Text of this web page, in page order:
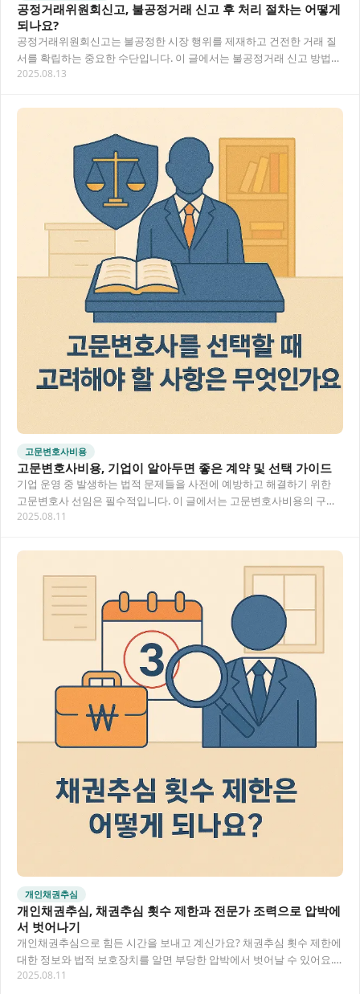
공정거래위원회신고, 불공정거래 신고 후 처리 절차는 어떻게
되나요?
공정거래위원회신고는 불공정한 시장 행위를 제재하고 건전한 거래 질
서를 확립하는 중요한 수단입니다. 이 글에서는 불공정거래 신고 방법부
터 처리 과정, 기업전문변호사의 조력을 받는 방…
2025.08.13
고문변호사비용
고문변호사비용, 기업이 알아두면 좋은 계약 및 선택 가이드
기업 운영 중 발생하는 법적 문제들을 사전에 예방하고 해결하기 위한
고문변호사 선임은 필수적입니다. 이 글에서는 고문변호사비용의 구성
과 책정 기준, 그리고 금융전문변호사를 포함한…
2025.08.11
개인채권추심
개인채권추심, 채권추심 횟수 제한과 전문가 조력으로 압박에
서 벗어나기
개인채권추심으로 힘든 시간을 보내고 계신가요? 채권추심 횟수 제한에
대한 정보와 법적 보호장치를 알면 부당한 압박에서 벗어날 수 있어요.
이 글에서는 채권추심 과정에서 발생하는 문…
2025.08.11